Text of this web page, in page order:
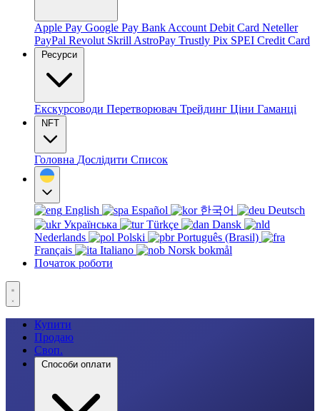
Apple Pay Google Pay Bank Account Debit Card Neteller
PayPal Revolut Skrill AstroPay Trustly Pix SPEI Credit Card
Ресурси
Екскурсоводи Перетворювач Трейдинг Ціни Гаманці
NFT
Головна Дослідити Список
English Español 한국어
Deutsch
Українська
Türkçe
Dansk
Nederlands
Polski
Português (Brasil)
Français
Italiano
Norsk bokmål
Початок роботи
Купити
Продаю
Своп.
Способи оплати